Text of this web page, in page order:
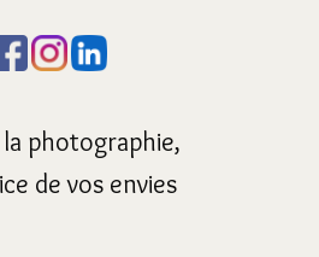
photographie,
de vos envies